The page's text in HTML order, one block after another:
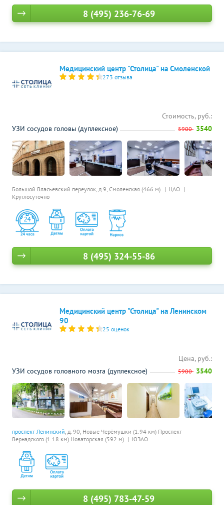
8 (495) 236-76-69
Медицинский центр "Столица" на Смоленской
273 отзыва
Большой Власьевский переулок, д.9, Смоленская (466 м)
ЦАО
Круглосуточно
Стоимость, руб.:
УЗИ сосудов головы (дуплексное)
5900 3540
8 (495) 324-55-86
Медицинский центр "Столица" на Ленинском
90
25 оценок
проспект Ленинский, д. 90, Новые Черёмушки (1.94 км) Проспект
Вернадского (1.18 км) Новаторская (592 м) ЮЗАО
Цена, руб.:
УЗИ сосудов головного мозга (дуплексное)
5900 3540
8 (495) 783-47-59